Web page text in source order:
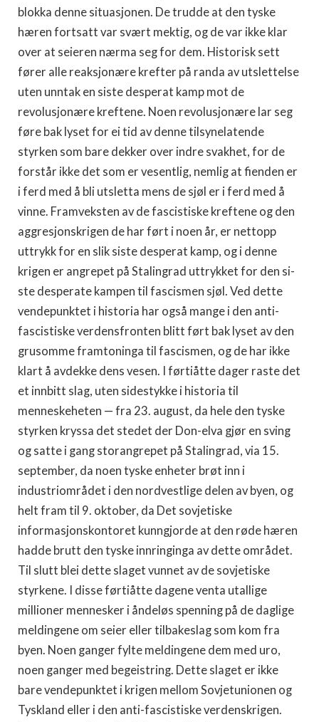
blokka denne situa­sjonen. De trudde at den tyske
hæren fortsatt var svært mektig, og de var ikke klar
over at seieren nærma seg for dem. Historisk sett
fører alle reaksjonære krefter på randa av utslettelse
uten unntak en siste de­sperat kamp mot de
revolusjonære kreftene. Noen revolusjonære lar seg
føre bak lyset for ei tid av denne tilsynelatende
styrken som bare dekker over indre svakhet, for de
forstår ikke det som er vesentlig, nemlig at fienden er
i ferd med å bli utsletta mens de sjøl er i ferd med å
vinne. Framveksten av de fascistiske kreftene og den
aggresjonskrigen de har ført i noen år, er nettopp
uttrykk for en slik siste desperat kamp, og i denne
krigen er angrepet på Stalingrad uttrykket for den si­
ste desperate kampen til fascismen sjøl. Ved dette
vendepunktet i his­toria har også mange i den anti-
fascistiske verdensfronten blitt ført bak lyset av den
grusomme framtoninga til fascismen, og de har ikke
klart å avdekke dens vesen. I førtiåtte dager raste det
et innbitt slag, uten si­destykke i historia til
menneskeheten — fra 23. august, da hele den ty­ske
styrken kryssa det stedet der Don-elva gjør en sving
og satte i gang storangrepet på Stalingrad, via 15.
september, da noen tyske enheter brøt inn i
industriområdet i den nordvestlige delen av byen, og
helt fram til 9. oktober, da Det sovjetiske
informasjonskontoret kunngjor­de at den røde hæren
hadde brutt den tyske innringinga av dette områ­det.
Til slutt blei dette slaget vunnet av de sovjetiske
styrkene. I disse førtiåtte dagene venta utallige
millioner mennesker i åndeløs spenning på de daglige
meldingene om seier eller tilbakeslag som kom fra
byen. Noen ganger fylte meldingene dem med uro,
noen ganger med begei­string. Dette slaget er ikke
bare vendepunktet i krigen mellom Sovjet­unionen og
Tyskland eller i den anti-fascistiske verdenskrigen.